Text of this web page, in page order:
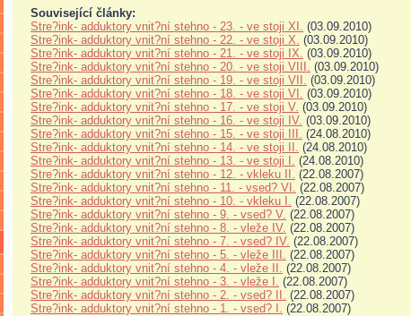
Související články:
Stre?ink- adduktory vnit?ní stehno - 23. - ve stoji XI. (03.09.2010)
Stre?ink- adduktory vnit?ní stehno - 22. - ve stoji X. (03.09.2010)
Stre?ink- adduktory vnit?ní stehno - 21. - ve stoji IX. (03.09.2010)
Stre?ink- adduktory vnit?ní stehno - 20. - ve stoji VIII. (03.09.2010)
Stre?ink- adduktory vnit?ní stehno - 19. - ve stoji VII. (03.09.2010)
Stre?ink- adduktory vnit?ní stehno - 18. - ve stoji VI. (03.09.2010)
Stre?ink- adduktory vnit?ní stehno - 17. - ve stoji V. (03.09.2010)
Stre?ink- adduktory vnit?ní stehno - 16. - ve stoji IV. (03.09.2010)
Stre?ink- adduktory vnit?ní stehno - 15. - ve stoji III. (24.08.2010)
Stre?ink- adduktory vnit?ní stehno - 14. - ve stoji II. (24.08.2010)
Stre?ink- adduktory vnit?ní stehno - 13. - ve stoji I. (24.08.2010)
Stre?ink- adduktory vnit?ní stehno - 12. - vkleku II. (22.08.2007)
Stre?ink- adduktory vnit?ní stehno - 11. - vsed? VI. (22.08.2007)
Stre?ink- adduktory vnit?ní stehno - 10. - vkleku I. (22.08.2007)
Stre?ink- adduktory vnit?ní stehno - 9. - vsed? V. (22.08.2007)
Stre?ink- adduktory vnit?ní stehno - 8. - vleže IV. (22.08.2007)
Stre?ink- adduktory vnit?ní stehno - 7. - vsed? IV. (22.08.2007)
Stre?ink- adduktory vnit?ní stehno - 5. - vleže III. (22.08.2007)
Stre?ink- adduktory vnit?ní stehno - 4. - vleže II. (22.08.2007)
Stre?ink- adduktory vnit?ní stehno - 3. - vleže I. (22.08.2007)
Stre?ink- adduktory vnit?ní stehno - 2. - vsed? II. (22.08.2007)
Stre?ink- adduktory vnit?ní stehno - 1. - vsed? I. (22.08.2007)